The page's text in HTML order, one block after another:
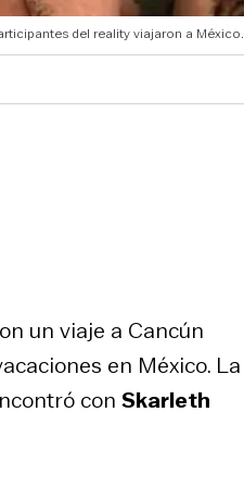
del reality viajaron a México.
un viaje a Cancún
en México. La
con Skarleth